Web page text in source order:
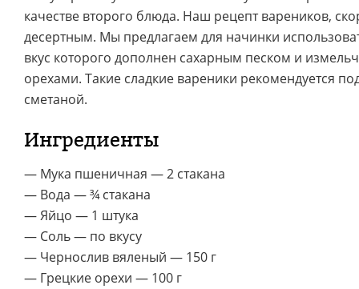
качестве второго блюда. Наш рецепт вареников,
десертным. Мы предлагаем для начинки
вкус которого дополнен сахарным песком и
орехами. Такие сладкие вареники рекомендуется
сметаной.
Ингредиенты
— Мука пшеничная — 2 стакана
— Вода — ¾ стакана
— Яйцо — 1 штука
— Соль — по вкусу
— Чернослив вяленый — 150 г
— Грецкие орехи — 100 г